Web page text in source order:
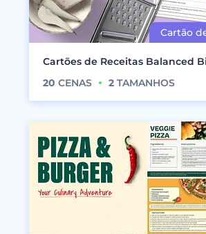
Cartões de Receitas Balanced
20 CENAS 2 TAMANHOS